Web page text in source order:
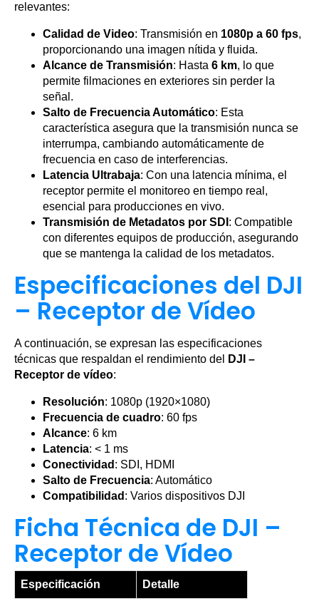
relevantes:
Calidad de Video: Transmisión en 1080p a 60 fps,
proporcionando una imagen nítida y fluida.
Alcance de Transmisión: Hasta 6 km, lo que
permite filmaciones en exteriores sin perder la
señal.
Salto de Frecuencia Automático: Esta
característica asegura que la transmisión nunca se
interrumpa, cambiando automáticamente de
frecuencia en caso de interferencias.
Latencia Ultrabaja: Con una latencia mínima, el
receptor permite el monitoreo en tiempo real,
esencial para producciones en vivo.
Transmisión de Metadatos por SDI : Compatible
con diferentes equipos de producción, asegurando
que se mantenga la calidad de los metadatos.
Especificaciones del DJI
– Receptor de Vídeo
A continuación, se expresan las especificaciones
técnicas que respaldan el rendimiento del
DJI –
Receptor de vídeo:
Resolución: 1080p (1920×1080)
Frecuencia de cuadro: 60 fps
Alcance: 6 km
Latencia: < 1 ms
Conectividad : SDI, HDMI
Salto de Frecuencia: Automático
Compatibilidad : Varios dispositivos DJI
Ficha Técnica de DJI –
Receptor de Vídeo
Especificación Detalle